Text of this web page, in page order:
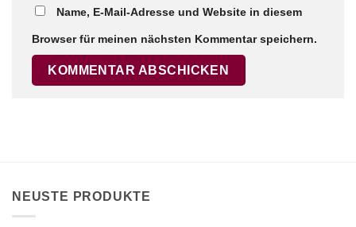
Name, E-Mail-Adresse und Website in diesem
Browser für meinen nächsten Kommentar speichern.
NEUSTE PRODUKTE